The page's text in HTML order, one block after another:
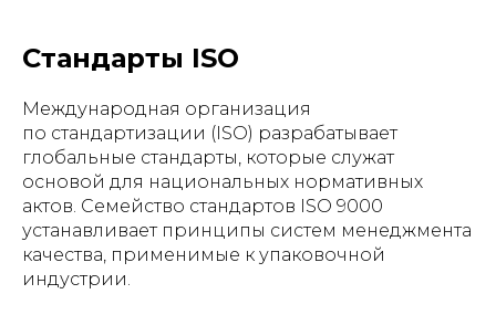
Стандарты ISO
Международная организация
по стандартизации (ISO) разрабатывает
глобальные стандарты, которые служат
основой для национальных нормативных
актов. Семейство стандартов ISO 9000
устанавливает принципы систем менеджмента
качества, применимые к упаковочной
индустрии.